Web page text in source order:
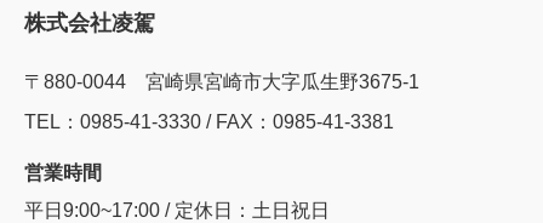
株式会社凌駕
〒880-0044 宮崎県宮崎市大字瓜生野3675-1
TEL：0985‐41‐3330 / FAX：0985-41-3381
営業時間
平日9:00~17:00 / 定休日：土日祝日